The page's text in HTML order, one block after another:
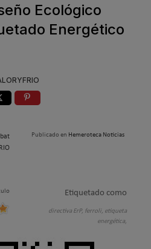
Ecológico
Energético
Publicado en Hemeroteca Noticias
Etiquetado como
directiva ErP, ferroli, etiqueta
energética,